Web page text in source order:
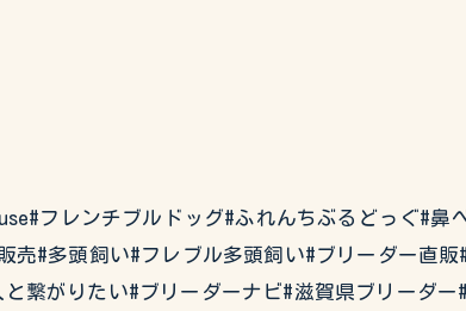
フレンチブルドッグ#ふれんちぶるどっぐ#鼻
売#多頭飼い#フレブル多頭飼い#ブリーダー直
繋がりたい#ブリーダーナビ#滋賀県ブリーダー